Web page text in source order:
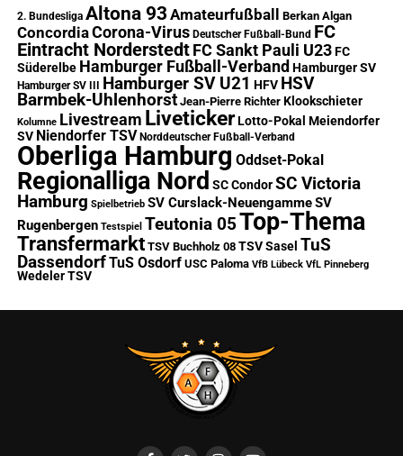
2. Bundesliga Altona 93 Amateurfußball Berkan Algan
ConcordiaCorona-Virus Deutscher Fußball-Bund FC
Eintracht Norderstedt FC Sankt Pauli U23 FC
Süderelbe Hamburger Fußball-Verband Hamburger SV
Hamburger SV III Hamburger SV U21 HFV HSV
Barmbek-Uhlenhorst Jean-Pierre Richter Klookschieter
Kolumne Livestream Liveticker Lotto-Pokal Meiendorfer
SV Niendorfer TSV Norddeutscher Fußball-Verband
Oberliga Hamburg Oddset-Pokal
Regionalliga Nord SC Condor SC Victoria
Hamburg Spielbetrieb SV Curslack-NeuengammeSV
Rugenbergen Testspiel Teutonia 05Top-Thema
Transfermarkt TSV Buchholz 08 TSV Sasel TuS
DassendorfTuS Osdorf USC Paloma VfB Lübeck VfL Pinneberg
Wedeler TSV